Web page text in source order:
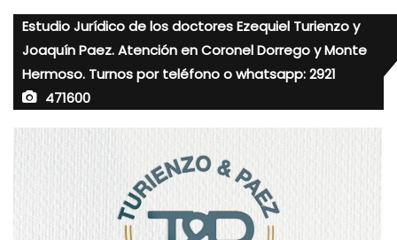
Estudio Jurídico de los doctores Ezequiel Turienzo y
Joaquín Paez. Atención en Coronel Dorrego y Monte
Hermoso. Turnos por teléfono o whatsapp: 2921
471600